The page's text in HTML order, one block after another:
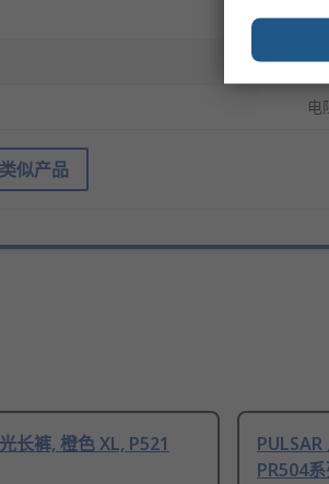
尺
护
电
似产品
长裤, 橙色 XL, P521
PR504系